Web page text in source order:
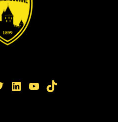
LinkedIn YouTube TikTok